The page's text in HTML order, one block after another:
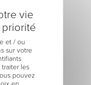
vie
et / ou
sur votre
les
pouvez